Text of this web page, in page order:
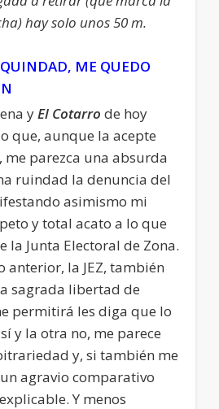
hay solo unos 50 m.
ME QUEDO
yEl Cotarro de hoy
que, aunque la acepte
me parezca una absurda
ruindad la denuncia del
asimismo mi
y total acato a lo que
la Junta Electoral de Zona.
anterior, la JEZ, también
sagrada libertad de
permitirá les diga que lo
y la otra no, me parece
y, si también me
agravio comparativo
Y menos